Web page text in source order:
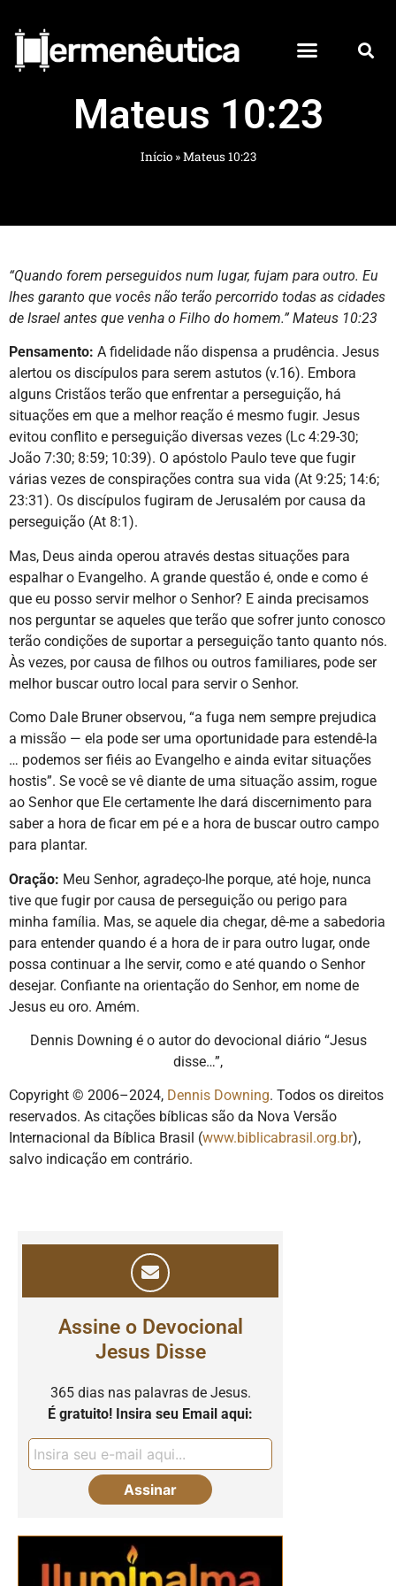
Mateus 10:23
Início»Mateus 10:23
“Quando forem perseguidos num lugar, fujam para outro. Eu
lhes garanto que vocês não terão percorrido todas as cidades
de Israel antes que venha o Filho do homem.” Mateus 10:23
Pensamento: A fidelidade não dispensa a prudência. Jesus
alertou os discípulos para serem astutos (v.16). Embora
alguns Cristãos terão que enfrentar a perseguição, há
situações em que a melhor reação é mesmo fugir. Jesus
evitou conflito e perseguição diversas vezes (Lc 4:29-30;
João 7:30; 8:59; 10:39). O apóstolo Paulo teve que fugir
várias vezes de conspirações contra sua vida (At 9:25; 14:6;
23:31). Os discípulos fugiram de Jerusalém por causa da
perseguição (At 8:1).
Mas, Deus ainda operou através destas situações para
espalhar o Evangelho. A grande questão é, onde e como é
que eu posso servir melhor o Senhor? E ainda precisamos
nos perguntar se aqueles que terão que sofrer junto conosco
terão condições de suportar a perseguição tanto quanto nós.
Às vezes, por causa de filhos ou outros familiares, pode ser
melhor buscar outro local para servir o Senhor.
Como Dale Bruner observou, “a fuga nem sempre prejudica
a missão — ela pode ser uma oportunidade para estendê-la
… podemos ser fiéis ao Evangelho e ainda evitar situações
hostis”. Se você se vê diante de uma situação assim, rogue
ao Senhor que Ele certamente lhe dará discernimento para
saber a hora de ficar em pé e a hora de buscar outro campo
para plantar.
Oração: Meu Senhor, agradeço-lhe porque, até hoje, nunca
tive que fugir por causa de perseguição ou perigo para
minha família. Mas, se aquele dia chegar, dê-me a sabedoria
para entender quando é a hora de ir para outro lugar, onde
possa continuar a lhe servir, como e até quando o Senhor
desejar. Confiante na orientação do Senhor, em nome de
Jesus eu oro. Amém.
Dennis Downing é o autor do devocional diário “Jesus
disse…”,
Copyright © 2006–2024, Dennis Downing. Todos os direitos
reservados. As citações bíblicas são da Nova Versão
Internacional da Bíblica Brasil (www.biblicabrasil.org.br),
salvo indicação em contrário.
Assine o Devocional
Jesus Disse
365 dias nas palavras de Jesus.
É gratuito! Insira seu Email aqui: